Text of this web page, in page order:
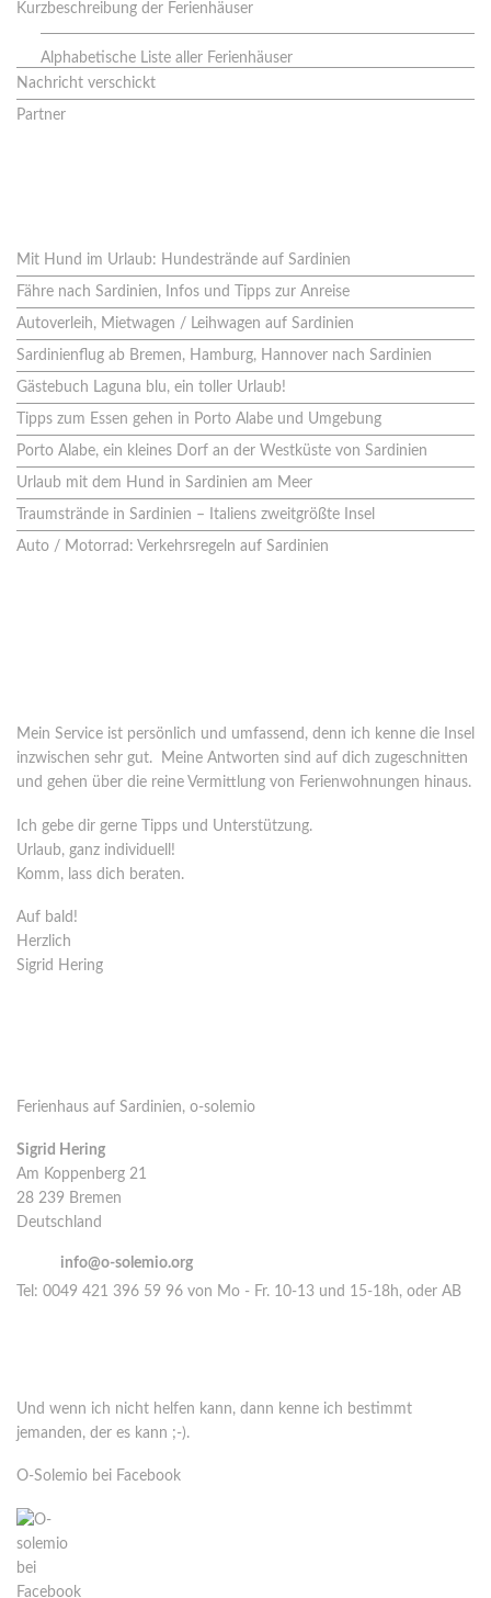
Kurzbeschreibung der Ferienhäuser
Alphabetische Liste aller Ferienhäuser
Nachricht verschickt
Partner
Mit Hund im Urlaub: Hundestrände auf Sardinien
Fähre nach Sardinien, Infos und Tipps zur Anreise
Autoverleih, Mietwagen / Leihwagen auf Sardinien
Sardinienflug ab Bremen, Hamburg, Hannover nach Sardinien
Gästebuch Laguna blu, ein toller Urlaub!
Tipps zum Essen gehen in Porto Alabe und Umgebung
Porto Alabe, ein kleines Dorf an der Westküste von Sardinien
Urlaub mit dem Hund in Sardinien am Meer
Traumstrände in Sardinien – Italiens zweitgrößte Insel
Auto / Motorrad: Verkehrsregeln auf Sardinien
Mein Service ist persönlich und umfassend, denn ich kenne die Insel
inzwischen sehr gut. Meine Antworten sind auf dich zugeschnitten
und gehen über die reine Vermittlung von Ferienwohnungen hinaus.
Ich gebe dir gerne Tipps und Unterstützung.
Urlaub, ganz individuell!
Komm, lass dich beraten.
Auf bald!
Herzlich
Sigrid Hering
Ferienhaus auf Sardinien, o-solemio
Sigrid Hering
Am Koppenberg 21
28 239 Bremen
Deutschland
info@o-solemio.org
Tel: 0049 421 396 59 96 von Mo - Fr. 10-13 und 15-18h, oder AB
Und wenn ich nicht helfen kann, dann kenne ich bestimmt
jemanden, der es kann ;-).
O-Solemio bei Facebook